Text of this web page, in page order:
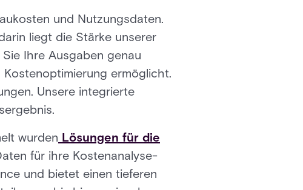
und Nutzungsdaten.
liegt die Stärke unserer
Ihre Ausgaben genau
ermöglicht.
Unsere integrierte
wurden Lösungen für die
für ihre Kostenanalyse-
und bietet einen tieferen